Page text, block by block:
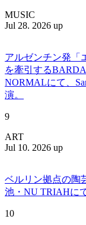
MUSIC
Jul 28. 2026 up
アルゼンチン発「
を牽引する
NORMALにて、
演。
9
ART
Jul 10. 2026 up
ベルリン拠点の陶
池・NU TRIAHに
10